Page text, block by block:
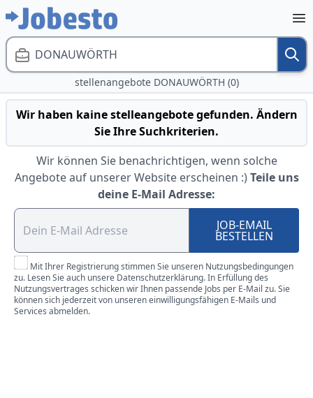
DONAUWÖRTH
stellenangebote DONAUWÖRTH (0)
Wir haben kaine stelleangebote gefunden. Ändern
Sie Ihre Suchkriterien.
Wir können Sie benachrichtigen, wenn solche
Angebote auf unserer Website erscheinen :) Teile uns
deine E-Mail Adresse:
JOB-EMAIL
BESTELLEN
Mit Ihrer Registrierung stimmen Sie unseren Nutzungsbedingungen
zu. Lesen Sie auch unsere Datenschutzerklärung. In Erfüllung des
Nutzungsvertrages schicken wir Ihnen passende Jobs per E-Mail zu. Sie
können sich jederzeit von unseren einwilligungsfähigen E-Mails und
Services abmelden.